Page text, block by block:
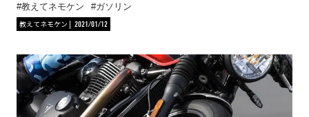
教えてネモケン
ガソリン
教えてネモケン
2021/01/12